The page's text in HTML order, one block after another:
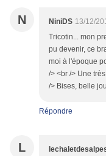
N NiniDS 13/12/
Tricotin... mon
pu devenir, ce
moi à l'époque
/> <br /> Une
/> Bises, belle
Répondre
L